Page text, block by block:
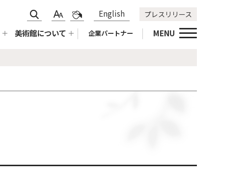
サ
ト
文
サ
更
標
拡
合
い
青
黒
English プレスリリース
美術館について 企業パートナー MENU